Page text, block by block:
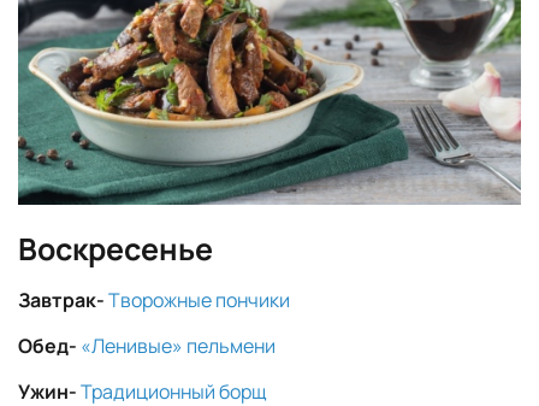
Воскресенье
Завтрак-Творожные пончики
Обед- «Ленивые» пельмени
Ужин-Традиционный борщ